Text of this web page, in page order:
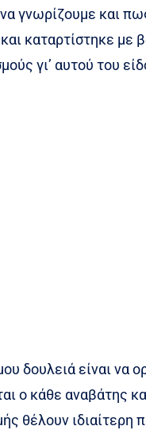
γνωρίζουμε και
καταρτίστηκε με
γι’ αυτού του
δουλειά είναι να
ο κάθε αναβάτης
θέλουν